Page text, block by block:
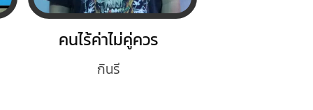
คนไร้ค่าไม่คู่ควร
กินรี